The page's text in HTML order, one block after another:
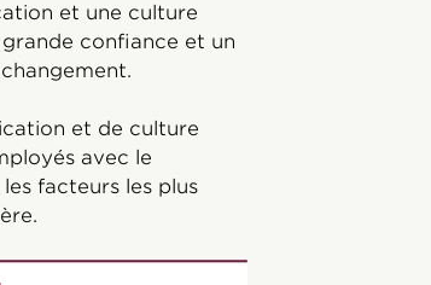
et une culture
grande confiance et un
et de culture
avec le
facteurs les plus